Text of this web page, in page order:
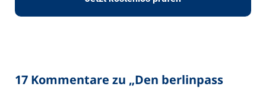
17 Kommentare zu „Den berlinpass